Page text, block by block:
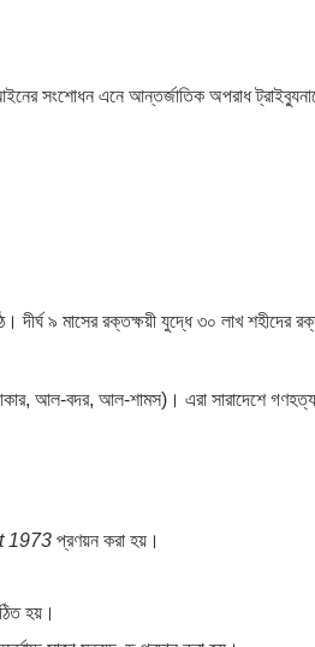
সংশোধন এনে আন্তর্জাতিক অপরাধ
দীর্ঘ ৯ মাসের রক্তক্ষয়ী যুদ্ধে ৩০ লাখ শহীদের
আল-বদর, আল-শামস)। এরা সারাদেশে
1973 প্রণয়ন করা হয়।
হয়।